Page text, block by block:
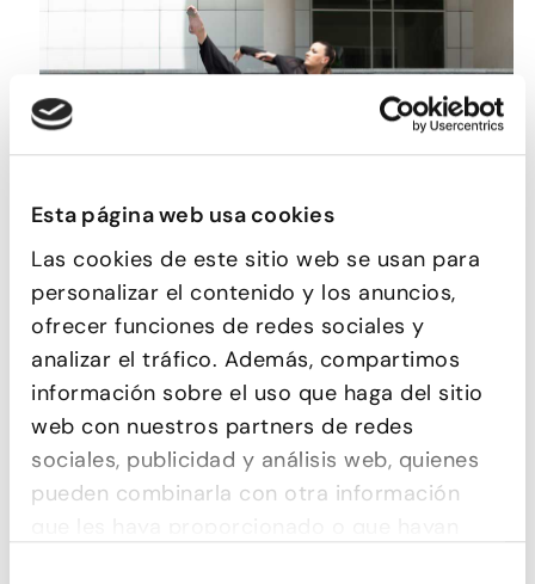
Esta página web usa cookies
Las cookies de este sitio web se usan para
personalizar el contenido y los anuncios,
ofrecer funciones de redes sociales y
analizar el tráfico. Además, compartimos
información sobre el uso que haga del sitio
web con nuestros partners de redes
sociales, publicidad y análisis web, quienes
pueden combinarla con otra información
CONTEMPORÁNEO